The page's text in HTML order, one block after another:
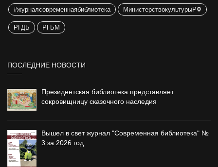
#журналсовременнаябиблиотека МинистерствокультурыРФ
РГДБ РГБМ
ПОСЛЕДНИЕ НОВОСТИ
Президентская библиотека представляет
сокровищницу сказочного наследия
Вышел в свет журнал "Современная библиотека" №
3 за 2026 год